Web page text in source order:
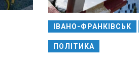
ІВАНО-ФРАНКІВСЬК
ПОЛІТИКА